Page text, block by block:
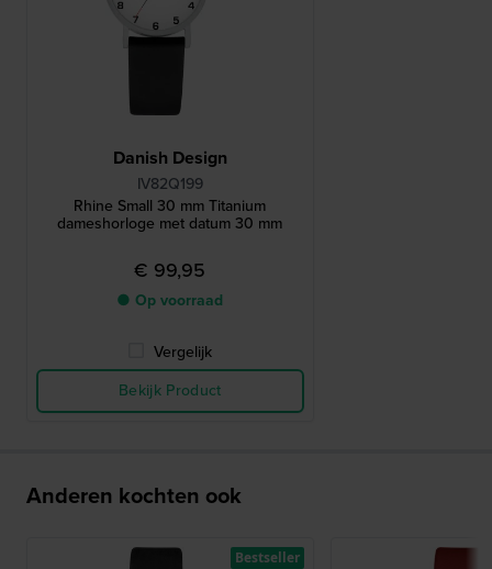
Danish Design
IV82Q199
Rhine Small 30 mm Titanium
dameshorloge met datum 30 mm
€ 99,95
● Op voorraad
Vergelijk
Bekijk Product
Anderen kochten ook
Bestseller